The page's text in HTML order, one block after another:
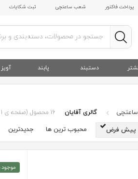
پرداخت فاکتور شعب ساعتچی ثبت شکایات
دستبند پابند
ساعتچی گالری آقایان 16 محصول (صفحه ی 1 از 1)
جدیدترین محبوب ترین ها پیش فرض
موجود